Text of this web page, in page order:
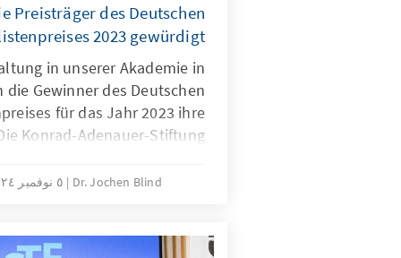
Preisträger des Deutschen
2023 gewürdigt
in unserer Akademie in
Gewinner des Deutschen
für das Jahr 2023 ihre
Konrad-Adenauer-Stiftung
Redaktionen, die mit ihrer
Dr. Jochen Blind ٥ نوفمبر ٢٠٢٤